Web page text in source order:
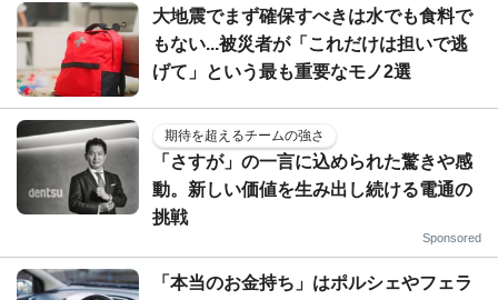
大地震でまず確保すべきは水でも食料で
もない...被災者が「これだけは担いで逃
げて」という最も重要なモノ2選
期待を超えるチームの強さ
「さすが」の一言に込められた驚きや感
動。新しい価値を生み出し続ける電通の
挑戦
Sponsored
「本当のお金持ち」はポルシェやフェラ